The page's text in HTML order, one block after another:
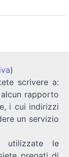
)
scrivere a:
rapporto
i cui indirizzi
un servizio
le